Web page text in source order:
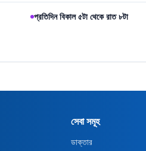
প্রতিদিন বিকাল ৫টা থেকে রাত ৮টা
সেবা সমূহ
ডাক্তার